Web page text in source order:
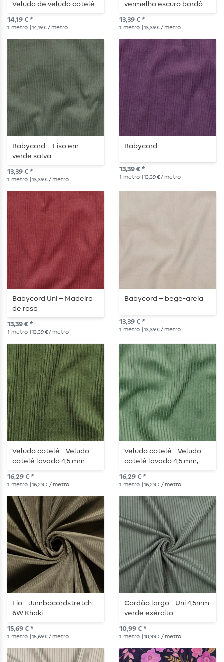
Veludo de veludo cotelê
rosa fúcsia
14,19 € *
1 metro | 14,19 € / metro
vermelho escuro bordô
13,39 € *
1 metro | 13,39 € / metro
Babycord – Liso em
verde salva
13,39 € *
1 metro | 13,39 € / metro
Babycord
13,39 € *
1 metro | 13,39 € / metro
Babycord Uni – Madeira
de rosa
13,39 € *
1 metro | 13,39 € / metro
Babycord – bege-areia
13,39 € *
1 metro | 13,39 € / metro
Veludo cotelê - Veludo
cotelê lavado 4,5 mm
verde-bosque
16,29 € *
1 metro | 16,29 € / metro
Veludo cotelê - Veludo
cotelê lavado 4,5 mm,
menta escura
16,29 € *
1 metro | 16,29 € / metro
Fio - Jumbocordstretch
6W Khaki
15,69 € *
1 metro | 15,69 € / metro
Cordão largo - Uni 4,5mm
verde exército
10,99 € *
1 metro | 10,99 € / metro